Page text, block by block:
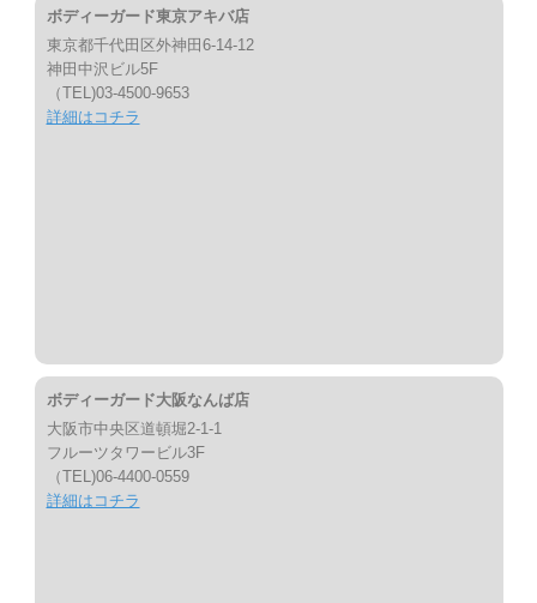
ボディーガード東京アキバ店
東京都千代田区外神田6-14-12
神田中沢ビル5F
（TEL)03-4500-9653
詳細はコチラ
ボディーガード大阪なんば店
大阪市中央区道頓堀2-1-1
フルーツタワービル3F
（TEL)06-4400-0559
詳細はコチラ